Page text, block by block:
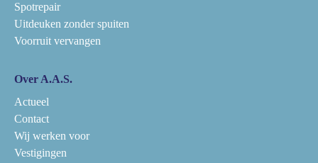
Spotrepair
Uitdeuken zonder spuiten
Voorruit vervangen
Over A.A.S.
Actueel
Contact
Wij werken voor
Vestigingen